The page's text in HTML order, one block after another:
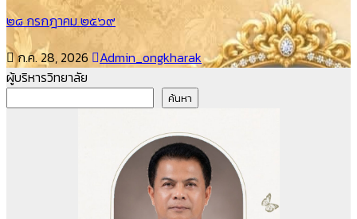
๒๘ กรกฎาคม ๒๕๖๙
ก.ค. 28, 2026
Admin_ongkharak
ผู้บริหารวิทยาลัย
ค้นหา